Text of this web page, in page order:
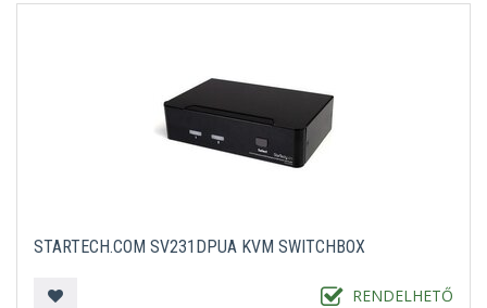
STARTECH.COM SV231DPUA KVM SWITCHBOX
RENDELHETŐ